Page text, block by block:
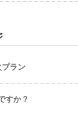
プラン
すか？